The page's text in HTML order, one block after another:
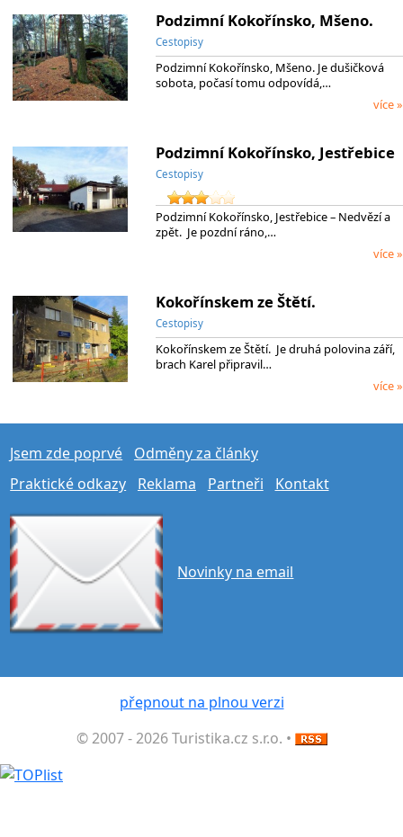
Podzimní Kokořínsko, Mšeno.
Cestopisy
Podzimní Kokořínsko, Mšeno. Je dušičková
sobota, počasí tomu odpovídá,…
více »
Podzimní Kokořínsko, Jestřebice
Cestopisy
Podzimní Kokořínsko, Jestřebice – Nedvězí a
zpět. Je pozdní ráno,…
více »
Kokořínskem ze Štětí.
Cestopisy
Kokořínskem ze Štětí. Je druhá polovina září,
brach Karel připravil…
více »
Jsem zde poprvé
Odměny za články
Praktické odkazy
Reklama Partneři Kontakt
Novinky na email
přepnout na plnou verzi
© 2007 - 2026 Turistika.cz s.r.o. •